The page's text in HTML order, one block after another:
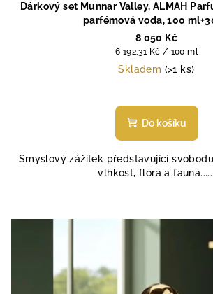
Dárkový set Munnar Valley, ALMAH
parfémová voda, 100
8 050 Kč
Měrná
cena:
6 192,31 Kč / 100 ml
Skladem (>1 ks)
Do košíku
Smyslový zážitek představující
vlhkost, flóra a fauna......